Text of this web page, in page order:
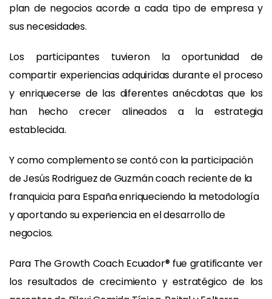
plan de negocios acorde a cada tipo de empresa y
sus necesidades.
Los participantes tuvieron la oportunidad de
compartir experiencias adquiridas durante el proceso
y enriquecerse de las diferentes anécdotas que los
han hecho crecer alineados a la estrategia
establecida.
Y como complemento se contó con la participación
de Jesús Rodriguez de Guzmán coach reciente de la
franquicia para España enriqueciendo la metodología
y aportando su experiencia en el desarrollo de
negocios.
Para The Growth Coach Ecuador® fue gratificante ver
los resultados de crecimiento y estratégico de los